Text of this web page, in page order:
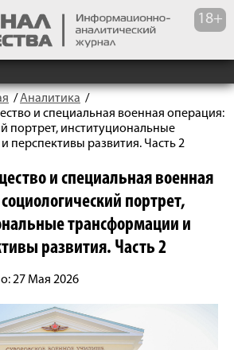
/Аналитика /
и специальная военная операция:
портрет, институциональные
перспективы развития. Часть 2
и специальная военная
портрет,
трансформации и
развития. Часть 2
27 Мая 2026